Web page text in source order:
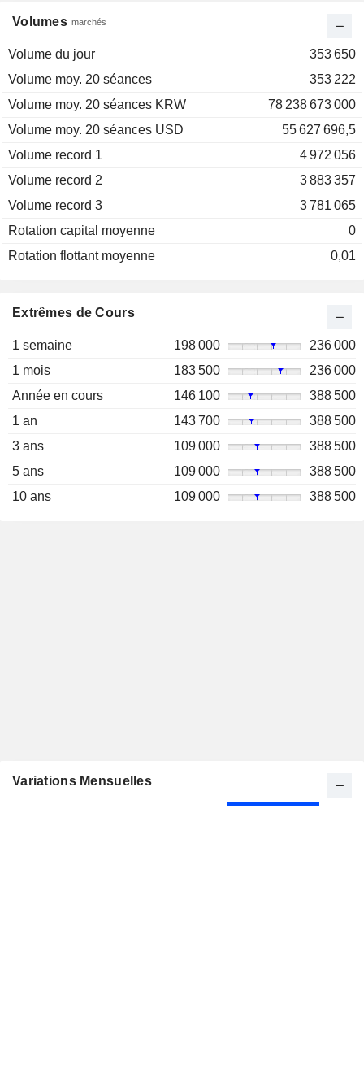
Volumes marchés
Volume du jour
353 650
Volume moy. 20 séances
353 222
Volume moy. 20 séances KRW
78 238 673 000
Volume moy. 20 séances USD
55 627 696,5
Volume record 1
4 972 056
Volume record 2
3 883 357
Volume record 3
3 781 065
Rotation capital moyenne
0
Rotation flottant moyenne
0,01
Extrêmes de Cours
1 semaine 198 000
236 000
1 mois
183 500
236 000
Année en cours
146 100
388 500
1 an
143 700
388 500
3 ans
109 000
388 500
5 ans
109 000
388 500
10 ans
109 000 388 500
Variations Mensuelles